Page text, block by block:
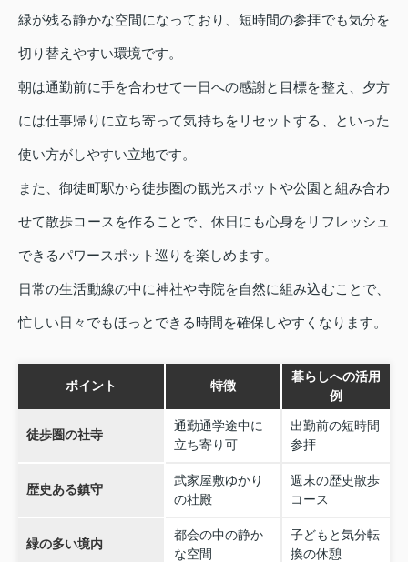
緑が残る静かな空間になっており、短時間の参拝でも気分を
切り替えやすい環境です。
朝は通勤前に手を合わせて一日への感謝と目標を整え、夕方
には仕事帰りに立ち寄って気持ちをリセットする、といった
使い方がしやすい立地です。
また、御徒町駅から徒歩圏の観光スポットや公園と組み合わ
せて散歩コースを作ることで、休日にも心身をリフレッシュ
できるパワースポット巡りを楽しめます。
日常の生活動線の中に神社や寺院を自然に組み込むことで、
忙しい日々でもほっとできる時間を確保しやすくなります。
ポイント 特徴
暮らしへの活用
例
徒歩圏の社寺
通勤通学途中に
立ち寄り可
出勤前の短時間
参拝
歴史ある鎮守
武家屋敷ゆかり
の社殿
週末の歴史散歩
コース
緑の多い境内
都会の中の静か
な空間
子どもと気分転
換の休憩